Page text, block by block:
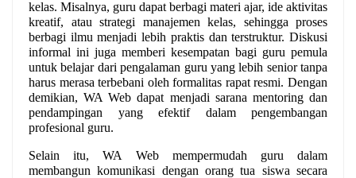
kelas. Misalnya, guru dapat berbagi materi ajar, ide aktivitas
kreatif, atau strategi manajemen kelas, sehingga proses
berbagi ilmu menjadi lebih praktis dan terstruktur. Diskusi
informal ini juga memberi kesempatan bagi guru pemula
untuk belajar dari pengalaman guru yang lebih senior tanpa
harus merasa terbebani oleh formalitas rapat resmi. Dengan
demikian, WA Web dapat menjadi sarana mentoring dan
pendampingan yang efektif dalam pengembangan
profesional guru.
Selain itu, WA Web mempermudah guru dalam
membangun komunikasi dengan orang tua siswa secara